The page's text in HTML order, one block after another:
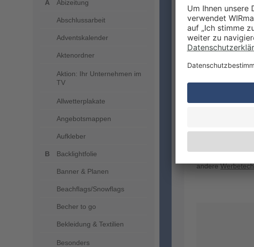
Abizeitung
Abschlussarbeit
Adventskalender
Aktenordner
Aktion: Ihr Unternehmen im
TV
Allwetterplakate
Angebotsmappen
Aufkleber
Backlightfolie
Banner & Planen
Beachflags/Snowflags
Becher to go
Bekleidung & Textilien
Besonders
Ihre Standard-
sich stets auf
freuen. Um
zu erleichtern,
Ecken
andere